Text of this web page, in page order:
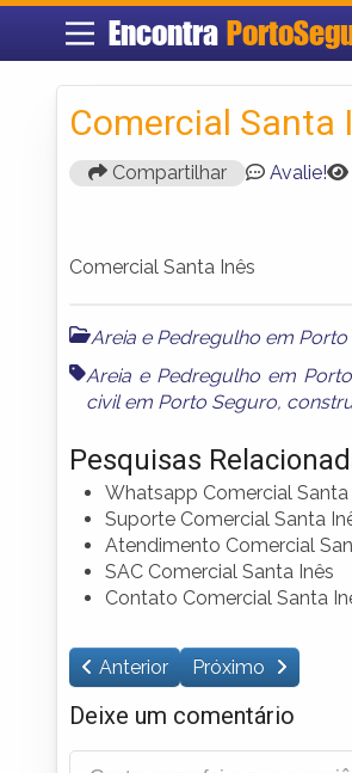
Encontra
Comercial Santa
Compartilhar Avalie!
Comercial Santa Inês
Areia e Pedregulho em
Areia e Pedregulho em
civil em Porto Seguro,
Pesquisas
Whatsapp Comercial Santa
Suporte Comercial Santa
Atendimento Comercial
SAC Comercial Santa Inês
Contato Comercial Santa
Anterior Próximo
Deixe um comentário